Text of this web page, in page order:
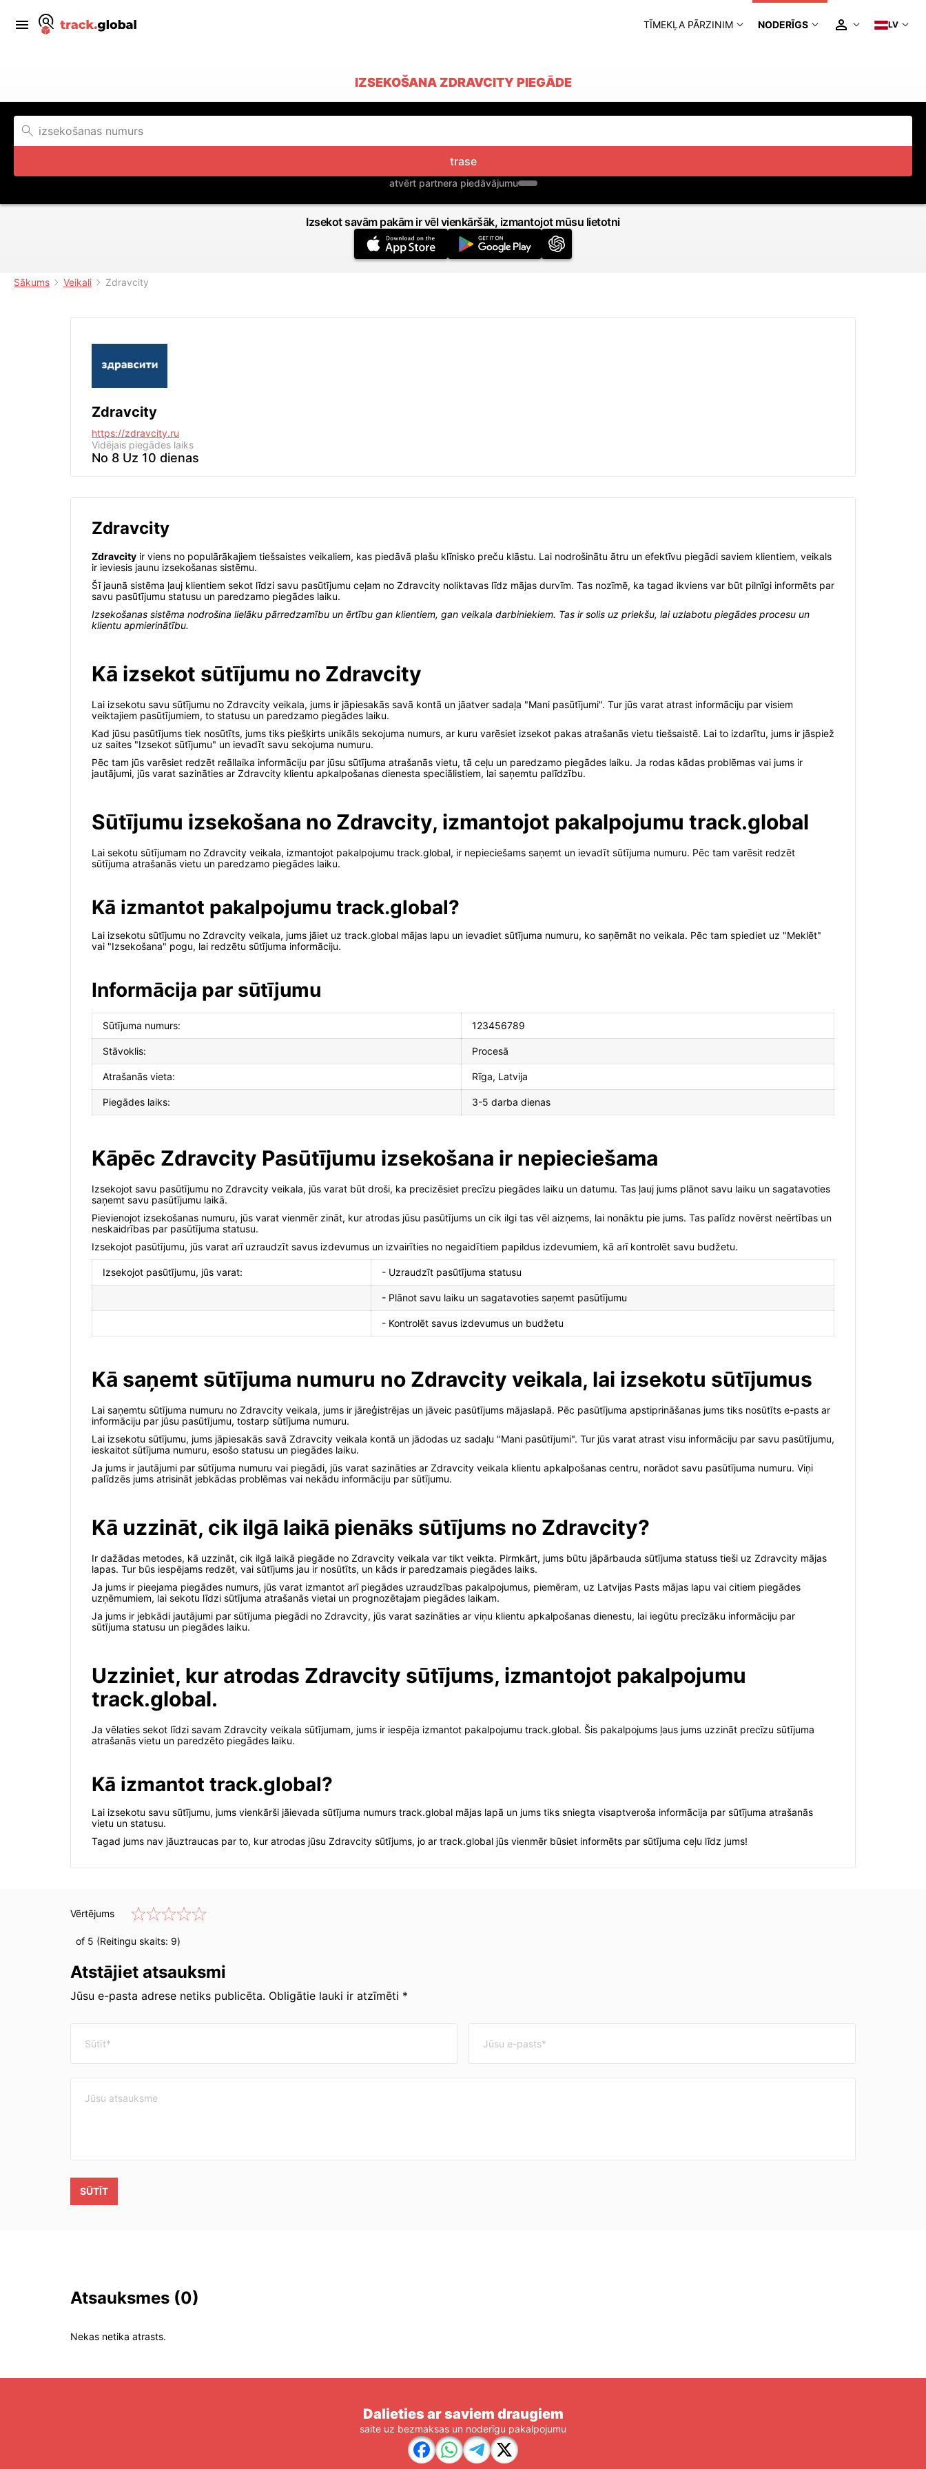
TĪMEKĻA PĀRZINIM NODERĪGS LV
IZSEKOŠANA ZDRAVCITY PIEGĀDE
trase
atvērt partnera piedāvājumu
Izsekot savām pakām ir vēl vienkāršāk, izmantojot mūsu lietotni
Sākums Veikali Zdravcity
Zdravcity
https://zdravcity.ru
Vidējais piegādes laiks
No 8 Uz 10 dienas
Zdravcity
Zdravcity ir viens no populārākajiem tiešsaistes veikaliem, kas piedāvā plašu klīnisko preču klāstu. Lai nodrošinātu ātru un efektīvu piegādi saviem klientiem, veikals
ir ieviesis jaunu izsekošanas sistēmu.
Šī jaunā sistēma ļauj klientiem sekot līdzi savu pasūtījumu ceļam no Zdravcity noliktavas līdz mājas durvīm. Tas nozīmē, ka tagad ikviens var būt pilnīgi informēts par
savu pasūtījumu statusu un paredzamo piegādes laiku.
Izsekošanas sistēma nodrošina lielāku pārredzamību un ērtību gan klientiem, gan veikala darbiniekiem. Tas ir solis uz priekšu, lai uzlabotu piegādes procesu un
klientu apmierinātību.
Kā izsekot sūtījumu no Zdravcity
Lai izsekotu savu sūtījumu no Zdravcity veikala, jums ir jāpiesakās savā kontā un jāatver sadaļa "Mani pasūtījumi". Tur jūs varat atrast informāciju par visiem
veiktajiem pasūtījumiem, to statusu un paredzamo piegādes laiku.
Kad jūsu pasūtījums tiek nosūtīts, jums tiks piešķirts unikāls sekojuma numurs, ar kuru varēsiet izsekot pakas atrašanās vietu tiešsaistē. Lai to izdarītu, jums ir jāspiež
uz saites "Izsekot sūtījumu" un ievadīt savu sekojuma numuru.
Pēc tam jūs varēsiet redzēt reāllaika informāciju par jūsu sūtījuma atrašanās vietu, tā ceļu un paredzamo piegādes laiku. Ja rodas kādas problēmas vai jums ir
jautājumi, jūs varat sazināties ar Zdravcity klientu apkalpošanas dienesta speciālistiem, lai saņemtu palīdzību.
Sūtījumu izsekošana no Zdravcity, izmantojot pakalpojumu track.global
Lai sekotu sūtījumam no Zdravcity veikala, izmantojot pakalpojumu track.global, ir nepieciešams saņemt un ievadīt sūtījuma numuru. Pēc tam varēsit redzēt
sūtījuma atrašanās vietu un paredzamo piegādes laiku.
Kā izmantot pakalpojumu track.global?
Lai izsekotu sūtījumu no Zdravcity veikala, jums jāiet uz track.global mājas lapu un ievadiet sūtījuma numuru, ko saņēmāt no veikala. Pēc tam spiediet uz "Meklēt"
vai "Izsekošana" pogu, lai redzētu sūtījuma informāciju.
Informācija par sūtījumu
Sūtījuma numurs: 123456789
Stāvoklis: Procesā
Atrašanās vieta: Rīga, Latvija
Piegādes laiks: 3-5 darba dienas
Kāpēc Zdravcity Pasūtījumu izsekošana ir nepieciešama
Izsekojot savu pasūtījumu no Zdravcity veikala, jūs varat būt droši, ka precizēsiet precīzu piegādes laiku un datumu. Tas ļauj jums plānot savu laiku un sagatavoties
saņemt savu pasūtījumu laikā.
Pievienojot izsekošanas numuru, jūs varat vienmēr zināt, kur atrodas jūsu pasūtījums un cik ilgi tas vēl aizņems, lai nonāktu pie jums. Tas palīdz novērst neērtības un
neskaidrības par pasūtījuma statusu.
Izsekojot pasūtījumu, jūs varat arī uzraudzīt savus izdevumus un izvairīties no negaidītiem papildus izdevumiem, kā arī kontrolēt savu budžetu.
Izsekojot pasūtījumu, jūs varat: - Uzraudzīt pasūtījuma statusu
- Plānot savu laiku un sagatavoties saņemt pasūtījumu
- Kontrolēt savus izdevumus un budžetu
Kā saņemt sūtījuma numuru no Zdravcity veikala, lai izsekotu sūtījumus
Lai saņemtu sūtījuma numuru no Zdravcity veikala, jums ir jāreģistrējas un jāveic pasūtījums mājaslapā. Pēc pasūtījuma apstiprināšanas jums tiks nosūtīts e-pasts ar
informāciju par jūsu pasūtījumu, tostarp sūtījuma numuru.
Lai izsekotu sūtījumu, jums jāpiesakās savā Zdravcity veikala kontā un jādodas uz sadaļu "Mani pasūtījumi". Tur jūs varat atrast visu informāciju par savu pasūtījumu,
ieskaitot sūtījuma numuru, esošo statusu un piegādes laiku.
Ja jums ir jautājumi par sūtījuma numuru vai piegādi, jūs varat sazināties ar Zdravcity veikala klientu apkalpošanas centru, norādot savu pasūtījuma numuru. Viņi
palīdzēs jums atrisināt jebkādas problēmas vai nekādu informāciju par sūtījumu.
Kā uzzināt, cik ilgā laikā pienāks sūtījums no Zdravcity?
Ir dažādas metodes, kā uzzināt, cik ilgā laikā piegāde no Zdravcity veikala var tikt veikta. Pirmkārt, jums būtu jāpārbauda sūtījuma statuss tieši uz Zdravcity mājas
lapas. Tur būs iespējams redzēt, vai sūtījums jau ir nosūtīts, un kāds ir paredzamais piegādes laiks.
Ja jums ir pieejama piegādes numurs, jūs varat izmantot arī piegādes uzraudzības pakalpojumus, piemēram, uz Latvijas Pasts mājas lapu vai citiem piegādes
uzņēmumiem, lai sekotu līdzi sūtījuma atrašanās vietai un prognozētajam piegādes laikam.
Ja jums ir jebkādi jautājumi par sūtījuma piegādi no Zdravcity, jūs varat sazināties ar viņu klientu apkalpošanas dienestu, lai iegūtu precīzāku informāciju par
sūtījuma statusu un piegādes laiku.
Uzziniet, kur atrodas Zdravcity sūtījums, izmantojot pakalpojumu
track.global.
Ja vēlaties sekot līdzi savam Zdravcity veikala sūtījumam, jums ir iespēja izmantot pakalpojumu track.global. Šis pakalpojums ļaus jums uzzināt precīzu sūtījuma
atrašanās vietu un paredzēto piegādes laiku.
Kā izmantot track.global?
Lai izsekotu savu sūtījumu, jums vienkārši jāievada sūtījuma numurs track.global mājas lapā un jums tiks sniegta visaptveroša informācija par sūtījuma atrašanās
vietu un statusu.
Tagad jums nav jāuztraucas par to, kur atrodas jūsu Zdravcity sūtījums, jo ar track.global jūs vienmēr būsiet informēts par sūtījuma ceļu līdz jums!
Vērtējums
of 5 (Reitingu skaits: 9)
Atstājiet atsauksmi
Jūsu e-pasta adrese netiks publicēta. Obligātie lauki ir atzīmēti *
SŪTĪT
Atsauksmes (0)
Nekas netika atrasts.
Dalieties ar saviem draugiem
saite uz bezmaksas un noderīgu pakalpojumu